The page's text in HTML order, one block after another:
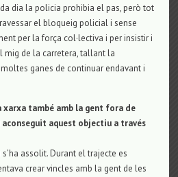
dia la policia prohibia el pas, però tot
el bloqueig policial i sense
per la força col·lectiva i per insistir i
mig de la carretera, tallant la
ganes de continuar endavant i
xarxa també amb la gent fora de
aconseguit aquest objectiu a través
assolit. Durant el trajecte es
crear vincles amb la gent de les